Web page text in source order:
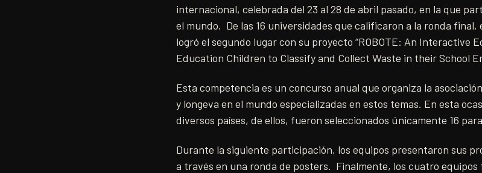
internacional, celebrada del 23 al 28 de abril pasado, en la que
el mundo. De las 16 universidades que calificaron a la ronda final,
logró el segundo lugar con su proyecto “ROBOTE: An Interactive
Education Children to Classify and Collect Waste in their School
Esta competencia es un concurso anual que organiza la
y longeva en el mundo especializadas en estos temas. En esta
diversos países, de ellos, fueron seleccionados únicamente 16
Durante la siguiente participación, los equipos presentaron sus
a través en una ronda de posters. Finalmente, los cuatro